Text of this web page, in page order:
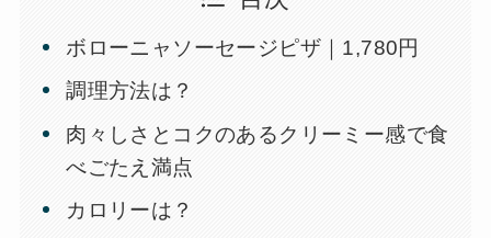
ボローニャソーセージピザ｜1,780円
調理方法は？
肉々しさとコクのあるクリーミー感で食
べごたえ満点
カロリーは？